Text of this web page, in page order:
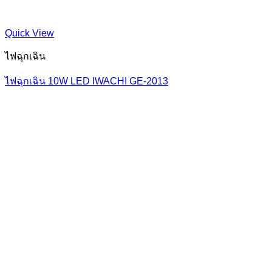
Quick View
ไฟฉุกเฉิน
ไฟฉุกเฉิน 10W LED IWACHI GE-2013